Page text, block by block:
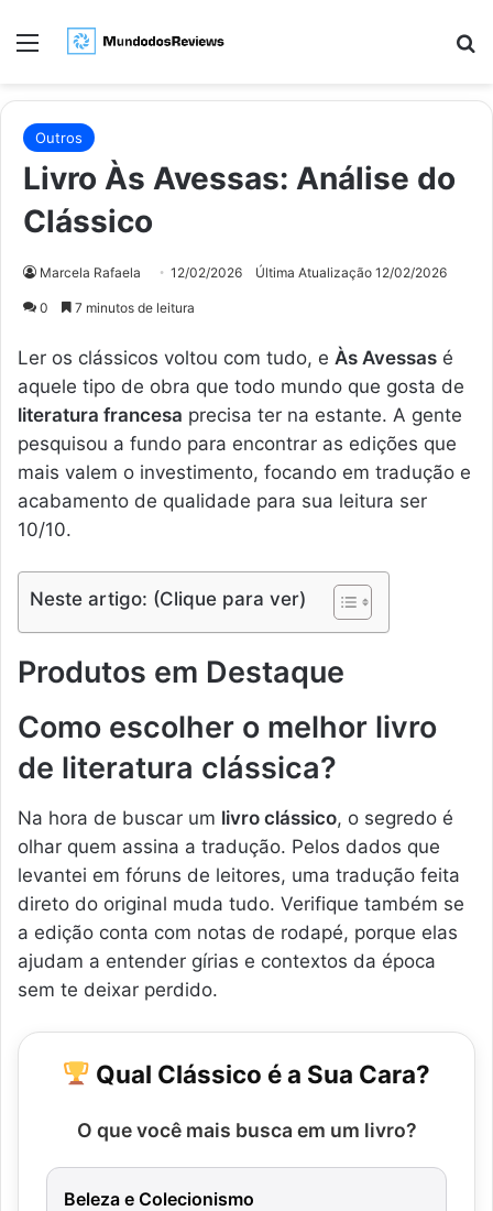
Menu
Outros
Livro Às Avessas: Análise do
Clássico
Marcela Rafaela 12/02/2026 Última Atualização 12/02/2026
0 7 minutos de leitura
Ler os clássicos voltou com tudo, e Às Avessas é
aquele tipo de obra que todo mundo que gosta de
literatura francesa precisa ter na estante. A gente
pesquisou a fundo para encontrar as edições que
mais valem o investimento, focando em tradução e
acabamento de qualidade para sua leitura ser
10/10.
Neste artigo: (Clique para ver)
Produtos em Destaque
Como escolher o melhor livro
de literatura clássica?
Na hora de buscar um livro clássico, o segredo é
olhar quem assina a tradução. Pelos dados que
levantei em fóruns de leitores, uma tradução feita
direto do original muda tudo. Verifique também se
a edição conta com notas de rodapé, porque elas
ajudam a entender gírias e contextos da época
sem te deixar perdido.
Qual Clássico é a Sua Cara?
O que você mais busca em um livro?
Beleza e Colecionismo